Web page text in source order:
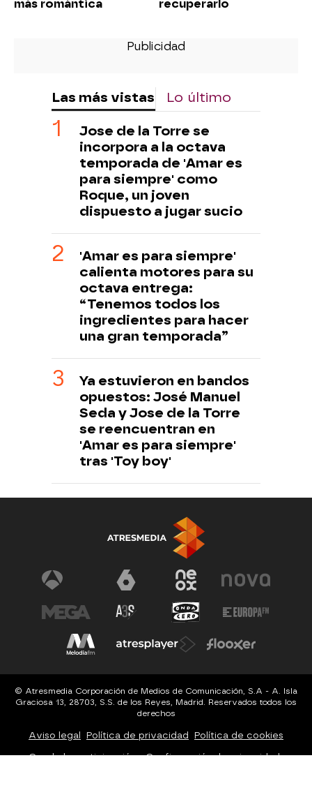
más romántica
recuperarlo
Las más vistas Lo último
Jose de la Torre se
incorpora a la octava
temporada de 'Amar es
para siempre' como
Roque, un joven
dispuesto a jugar sucio
'Amar es para siempre'
calienta motores para su
octava entrega:
“Tenemos todos los
ingredientes para hacer
una gran temporada”
Ya estuvieron en bandos
opuestos: José Manuel
Seda y Jose de la Torre
se reencuentran en
'Amar es para siempre'
tras 'Toy boy'
© Atresmedia Corporación de Medios de Comunicación, S.A - A. Isla
Graciosa 13, 28703, S.S. de los Reyes, Madrid. Reservados todos los
derechos
Aviso legal Política de privacidad Política de cookies
Cond. de participación Configuración de privacidad